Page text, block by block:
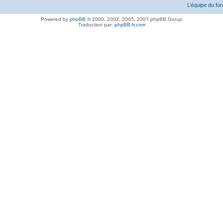
L’équipe du
Powered by phpBB © 2000, 2002, 2005, 2007 phpBB Group
Traduction par: phpBB-fr.com